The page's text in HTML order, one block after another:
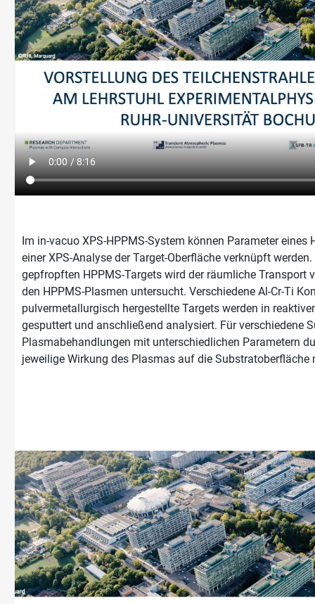
Im in-vacuo XPS-HPPMS-System können Parameter eines
einer XPS-Analyse der Target-Oberfläche verknüpft
gepfropften HPPMS-Targets wird der räumliche Transport
den HPPMS-Plasmen untersucht. Verschiedene Al-Cr-Ti
pulvermetallurgisch hergestellte Targets werden in
gesputtert und anschließend analysiert. Für verschiedene
Plasmabehandlungen mit unterschiedlichen Parametern
jeweilige Wirkung des Plasmas auf die Substratoberfläche